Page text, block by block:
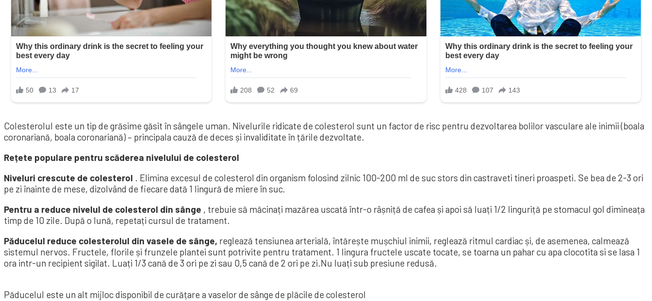
Colesterolul este un tip de grăsime găsit în sângele uman. Nivelurile ridicate de colesterol sunt un factor de risc pentru dezvoltarea bolilor vasculare ale inimii (boala
coronariană, boala coronariană) – principala cauză de deces și invaliditate în țările dezvoltate.
Rețete populare pentru scăderea nivelului de colesterol
Niveluri crescute de colesterol . Elimina excesul de colesterol din organism folosind zilnic 100-200 ml de suc stors din castraveti tineri proaspeti. Se bea de 2-3 ori
pe zi înainte de mese, dizolvând de fiecare dată 1 lingură de miere în suc.
Pentru a reduce nivelul de colesterol din sânge , trebuie să măcinați mazărea uscată într-o râșniță de cafea și apoi să luați 1/2 linguriță pe stomacul gol dimineața
timp de 10 zile. După o lună, repetați cursul de tratament.
Păducelul reduce colesterolul din vasele de sânge, reglează tensiunea arterială, întărește mușchiul inimii, reglează ritmul cardiac și, de asemenea, calmează
sistemul nervos. Fructele, florile și frunzele plantei sunt potrivite pentru tratament. 1 lingura fructele uscate tocate, se toarna un pahar cu apa clocotita si se lasa 1
ora intr-un recipient sigilat. Luați 1/3 cană de 3 ori pe zi sau 0,5 cană de 2 ori pe zi.Nu luați sub presiune redusă.
Păducelul este un alt mijloc disponibil de curățare a vaselor de sânge de plăcile de colesterol